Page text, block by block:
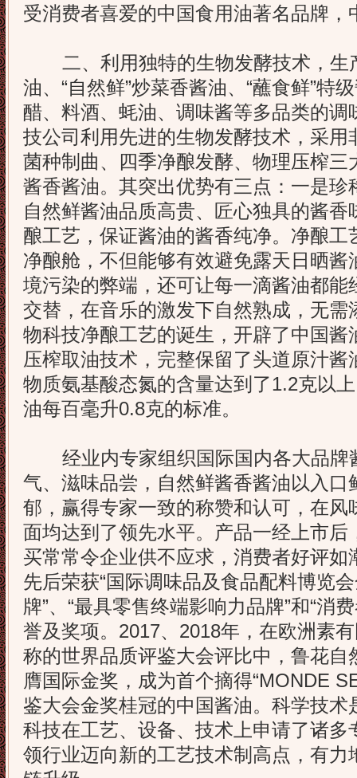
受消费者喜爱的中国食用油著名品牌，
二、利用独特的生物发酵技术，生
油、“自然鲜”炒菜香酱油、“蘸食鲜”特
醋、料酒、蚝油、调味酱等多品类的调
技公司利用先进的生物发酵技术，采用
菌种制曲、四季净酿发酵、物理压榨三
酱香酱油。其突出优势有三点：一是珍
自然鲜酱油品质高贵、匠心独具的酱
酿工艺，保证酱油的酱香纯净。净酿
净酿舱，不但能够有效避免露天日晒
境污染的弊端，还可让每一滴酱油都能
交替，在音乐的激发下自然熟成，无需
物科技净酿工艺的诞生，开辟了中国酱
压榨取油技术，完整保留了头道原汁
物质氨基酸态氮的含量达到了1.2克以
油每百毫升0.8克的标准。
经业内专家组织国际国内各大品牌
气、滋味品尝，自然鲜酱香酱油以入口
郁，赢得专家一致的称赞和认可，在风
面均达到了领先水平。产品一经上市后
买常常令企业供不应求，消费者好评
先后荣获“国际调味品及食品配料博览
牌”、“最具零售终端影响力品牌”和“消
誉及奖项。2017、2018年，在欧洲素
称的世界品质评鉴大会评比中，鲁花自
膺国际金奖，成为首个摘得“MONDE
鉴大会金奖桂冠的中国酱油。科学技
科技在工艺、设备、技术上申请了诸多
领行业迈向新的工艺技术制高点，有力